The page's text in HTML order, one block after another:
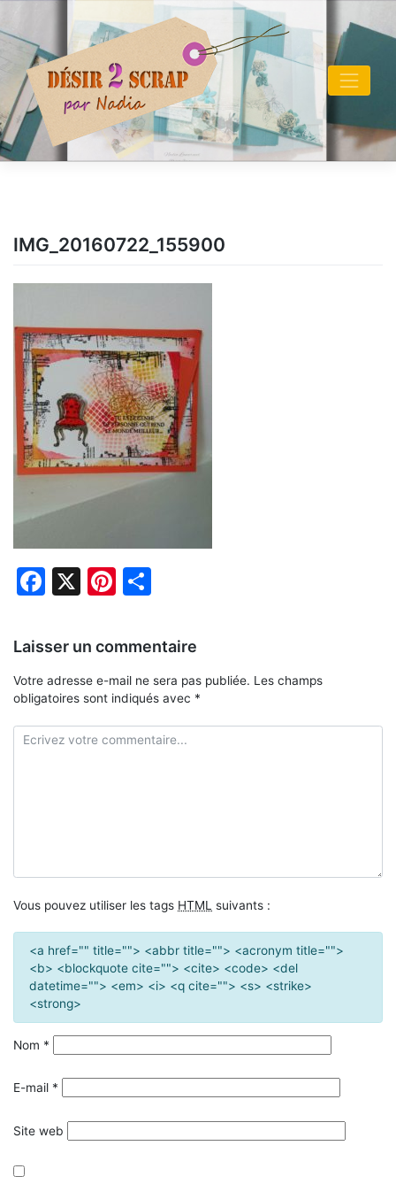
content
IMG_20160722_155900
Facebook
X Pinterest
Laisser un commentaire
Votre adresse e-mail ne sera pas publiée. Les champs
obligatoires sont indiqués avec *
Vous pouvez utiliser les tags HTML suivants :
<a href="" title=""> <abbr title=""> <acronym title="">
<b> <blockquote cite=""> <cite> <code> <del
datetime=""> <em> <i> <q cite=""> <s> <strike>
<strong>
Nom *
E-mail *
Site web